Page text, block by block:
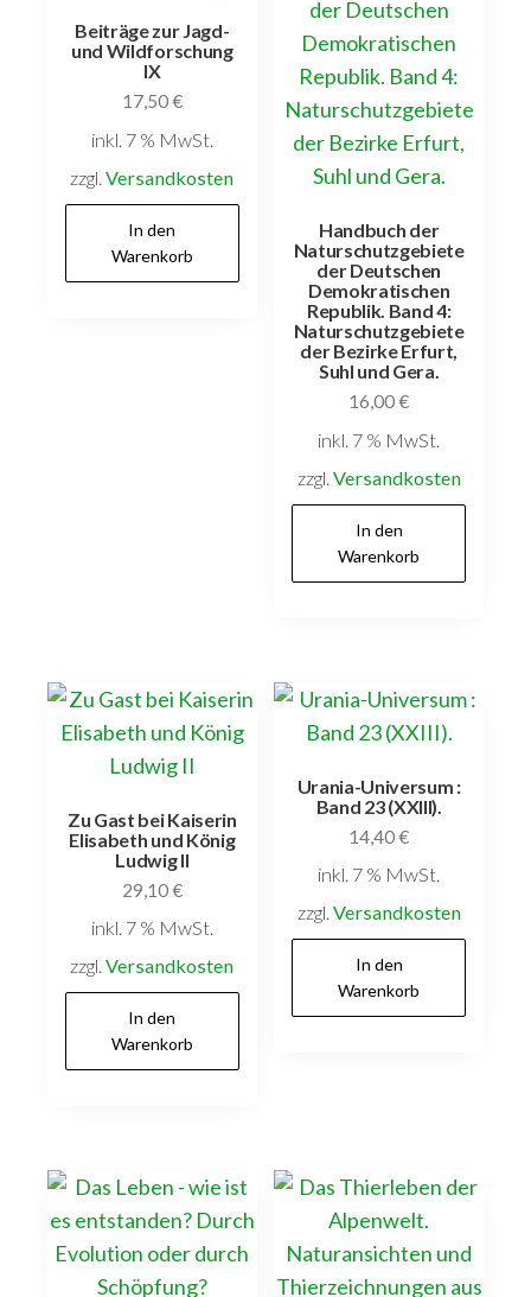
Beiträge zur Jagd-
und Wildforschung
IX
17,50€
inkl. 7 % MwSt.
zzgl.Versandkosten
In den
Warenkorb
Handbuch der
Naturschutzgebiete
der Deutschen
Demokratischen
Republik. Band 4:
Naturschutzgebiete
der Bezirke Erfurt,
Suhl und Gera.
16,00€
inkl. 7 % MwSt.
zzgl. Versandkosten
In den
Warenkorb
Zu Gast bei Kaiserin
Elisabeth und König
Ludwig II
29,10€
inkl. 7 % MwSt.
zzgl.Versandkosten
In den
Warenkorb
Urania-Universum :
Band 23 (XXIII).
14,40€
inkl. 7 % MwSt.
zzgl. Versandkosten
In den
Warenkorb